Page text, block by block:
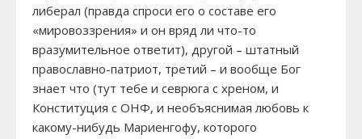
либерал (правда спроси его о составе его
«мировоззрения» и он вряд ли что-то
вразумительное ответит), другой – штатный
православно-патриот, третий – и вообще Бог
знает что (тут тебе и севрюга с хреном, и
Конституция с ОНФ, и необъяснимая любовь к
какому-нибудь Мариенгофу, которого